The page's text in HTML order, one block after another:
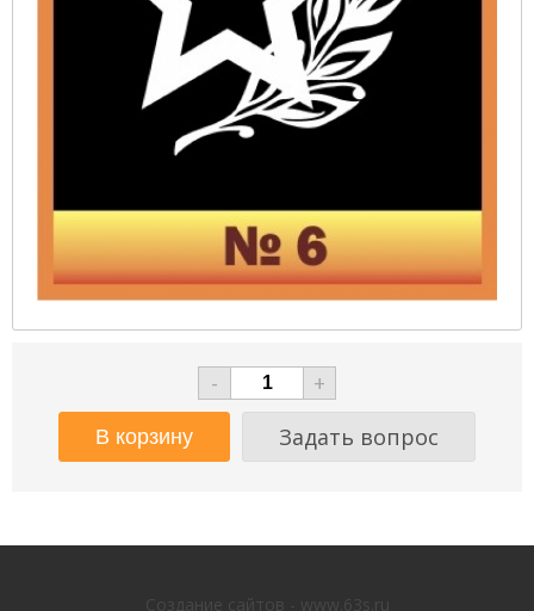
-
+
Задать вопрос
Создание сайтов - www.63s.ru